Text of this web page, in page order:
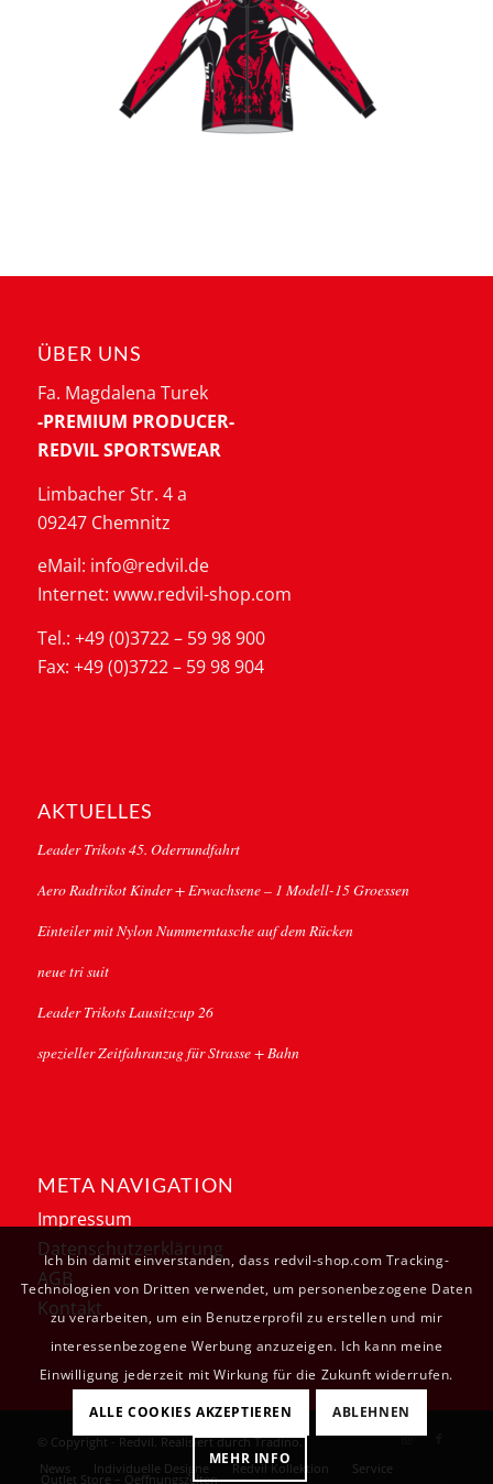
ÜBER UNS
Fa. Magdalena Turek
-PREMIUM PRODUCER-
REDVIL SPORTSWEAR
Limbacher Str. 4 a
09247 Chemnitz
eMail: info@redvil.de
Internet: www.redvil-shop.com
Tel.: +49 (0)3722 – 59 98 900
Fax: +49 (0)3722 – 59 98 904
AKTUELLES
Leader Trikots 45. Oderrundfahrt
Aero Radtrikot Kinder + Erwachsene – 1 Modell-15 Groessen
Einteiler mit Nylon Nummerntasche auf dem Rücken
neue tri suit
Leader Trikots Lausitzcup 26
spezieller Zeitfahranzug für Strasse + Bahn
META NAVIGATION
Impressum
Datenschutzerklärung
AGB
Kontakt
© Copyright - Redvil. Realisiert durchTradino.
News
Individuelle Designe Redvil Kollektion Service
Outlet Store – Oeffnungszeiten
Ich bin damit einverstanden, dass redvil-shop.com Tracking-
Technologien von Dritten verwendet, um personenbezogene Daten
zu verarbeiten, um ein Benutzerprofil zu erstellen und mir
interessenbezogene Werbung anzuzeigen. Ich kann meine
Einwilligung jederzeit mit Wirkung für die Zukunft widerrufen.
ALLE COOKIES AKZEPTIEREN ABLEHNEN
MEHR INFO